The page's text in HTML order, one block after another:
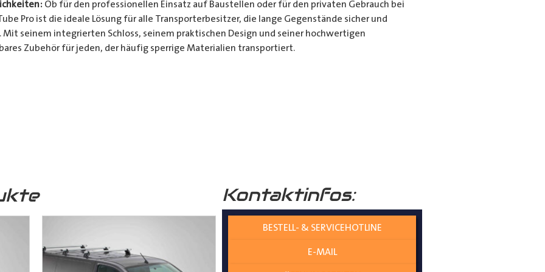
Ob für den professionellen Einsatz auf Baustellen oder für den privaten Gebrauch bei
Pro ist die ideale Lösung für alle Transporterbesitzer, die lange Gegenstände sicher und
seinem integrierten Schloss, seinem praktischen Design und seiner hochwertigen
Zubehör für jeden, der häufig sperrige Materialien transportiert.
Design, seinem integrierten Schloss und seiner vielseitigen Anwendung ist es die ultimative
Verfügung. Kontaktinfos:
BESTELL- & SERVICEHOTLINE
E-MAIL